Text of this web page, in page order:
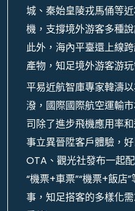
城、秦始皇陵戎馬俑等
機，支撐境外游客多種
此外，海內平臺還上線
產物，知足境外游客游玩
平易近航智庫專家韓濤
潑，國際國際航空運輸
司除了進步飛機應用率
事立異晉陞客戶體驗，
OTA、觀光社發布一起
“機票+車票”“機票+飯店
事，知足搭客的多樣化